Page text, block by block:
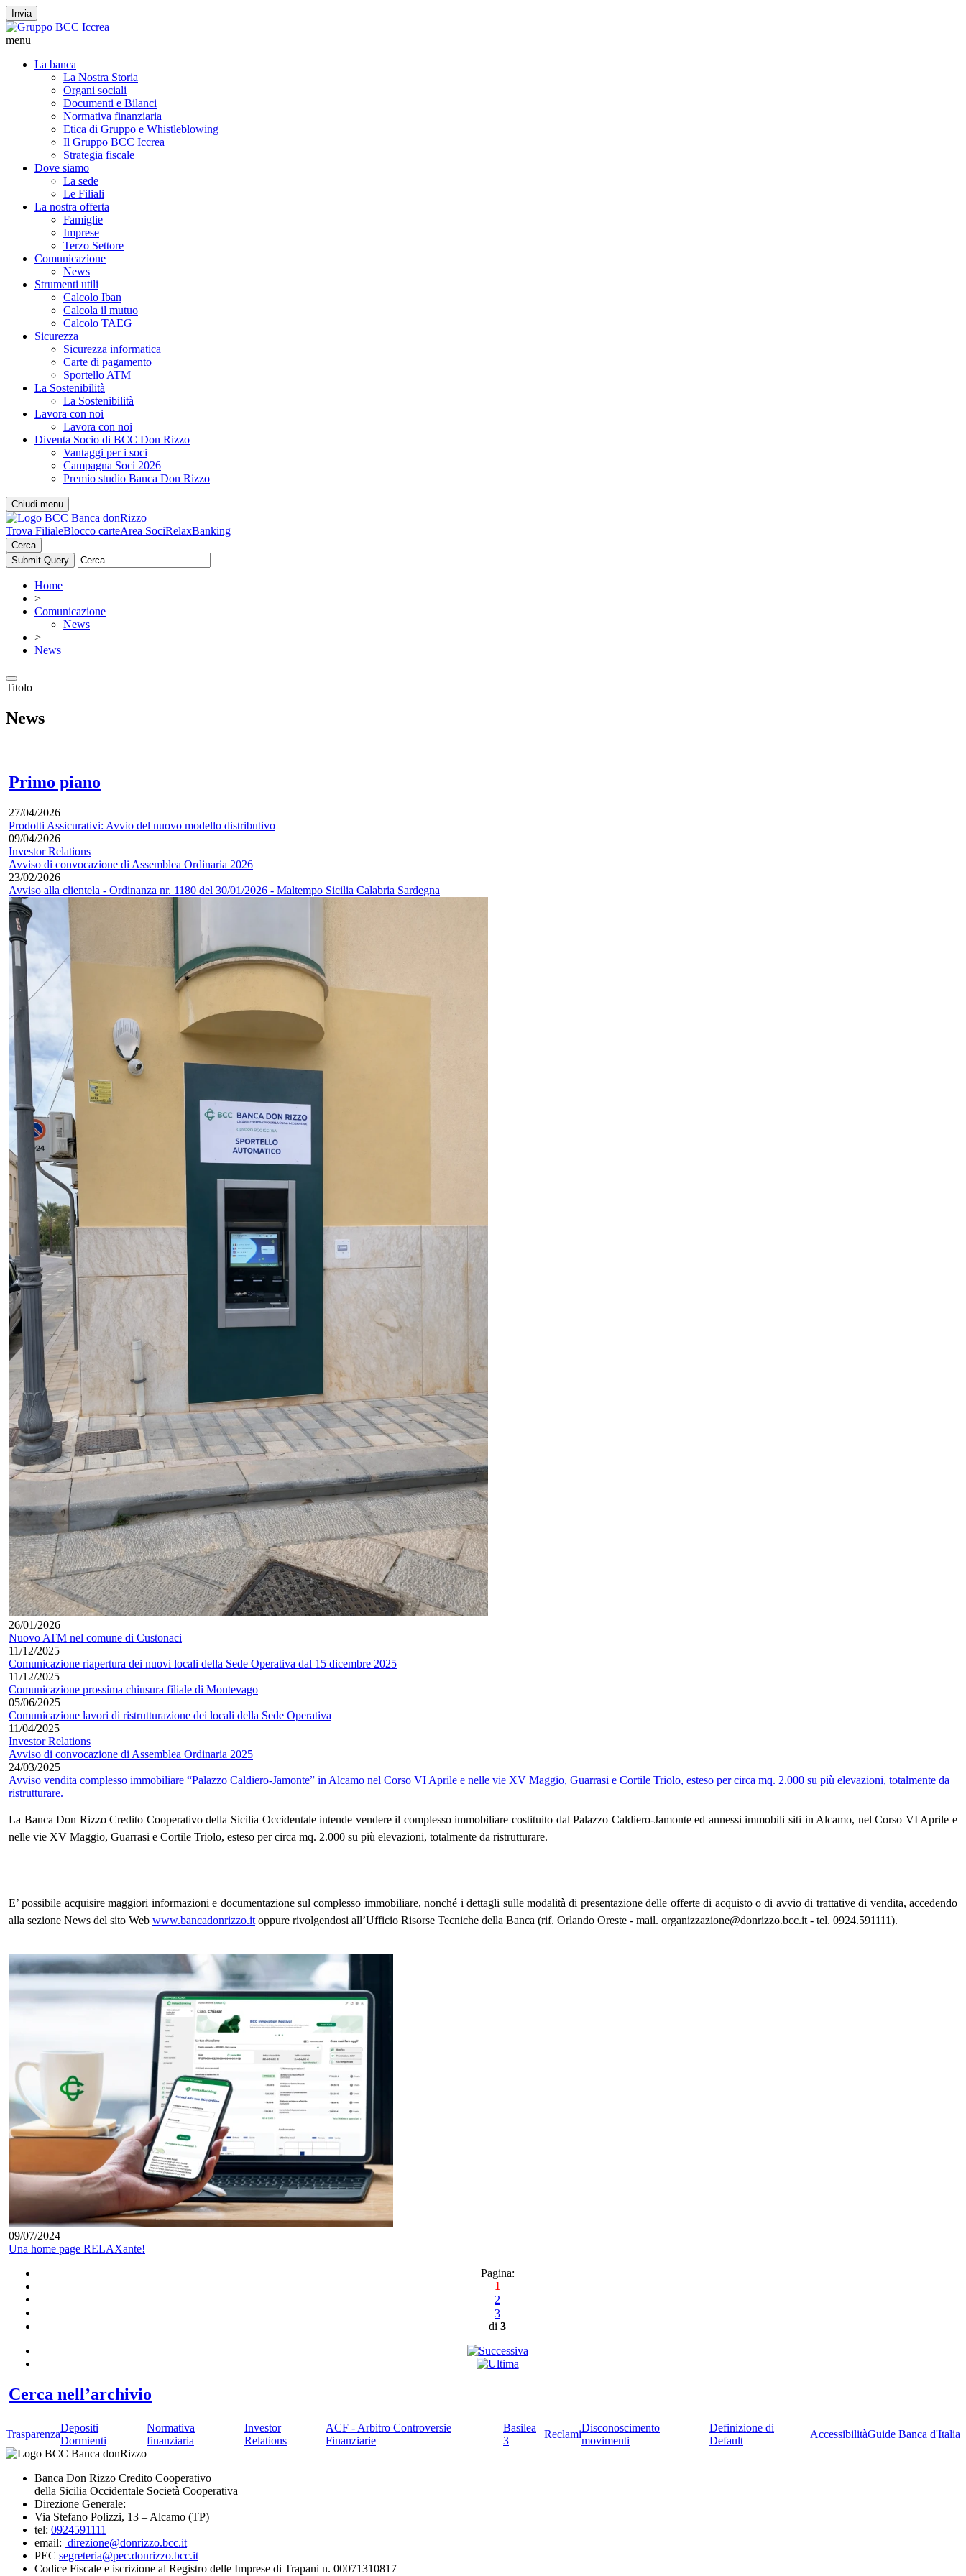
Invia
menu
La banca
La Nostra Storia
Organi sociali
Documenti e Bilanci
Normativa finanziaria
Etica di Gruppo e Whistleblowing
Il Gruppo BCC Iccrea
Strategia fiscale
Dove siamo
La sede
Le Filiali
La nostra offerta
Famiglie
Imprese
Terzo Settore
Comunicazione
News
Strumenti utili
Calcolo Iban
Calcola il mutuo
Calcolo TAEG
Sicurezza
Sicurezza informatica
Carte di pagamento
Sportello ATM
La Sostenibilità
La Sostenibilità
Lavora con noi
Lavora con noi
Diventa Socio di BCC Don Rizzo
Vantaggi per i soci
Campagna Soci 2026
Premio studio Banca Don Rizzo
Chiudi menu
Trova FilialeBlocco carteArea SociRelaxBanking
Cerca
Home
>
Comunicazione
News
>
News
Titolo
News
Primo piano
27/04/2026
Prodotti Assicurativi: Avvio del nuovo modello distributivo
09/04/2026
Investor Relations
Avviso di convocazione di Assemblea Ordinaria 2026
23/02/2026
Avviso alla clientela - Ordinanza nr. 1180 del 30/01/2026 - Maltempo Sicilia Calabria Sardegna
26/01/2026
Nuovo ATM nel comune di Custonaci
11/12/2025
Comunicazione riapertura dei nuovi locali della Sede Operativa dal 15 dicembre 2025
11/12/2025
Comunicazione prossima chiusura filiale di Montevago
05/06/2025
Comunicazione lavori di ristrutturazione dei locali della Sede Operativa
11/04/2025
Investor Relations
Avviso di convocazione di Assemblea Ordinaria 2025
24/03/2025
Avviso vendita complesso immobiliare “Palazzo Caldiero-Jamonte” in Alcamo nel Corso VI Aprile e nelle vie XV Maggio, Guarrasi e Cortile Triolo, esteso per circa mq. 2.000 su più elevazioni, totalmente da
ristrutturare.
La Banca Don Rizzo Credito Cooperativo della Sicilia Occidentale intende vendere il complesso immobiliare costituito dal Palazzo Caldiero-Jamonte ed annessi immobili siti in Alcamo, nel Corso VI Aprile e
nelle vie XV Maggio, Guarrasi e Cortile Triolo, esteso per circa mq. 2.000 su più elevazioni, totalmente da ristrutturare.
E’ possibile acquisire maggiori informazioni e documentazione sul complesso immobiliare, nonché i dettagli sulle modalità di presentazione delle offerte di acquisto o di avvio di trattative di vendita, accedendo
alla sezione News del sito Web www.bancadonrizzo.it oppure rivolgendosi all’Ufficio Risorse Tecniche della Banca (rif. Orlando Oreste - mail. organizzazione@donrizzo.bcc.it - tel. 0924.591111).
09/07/2024
Una home page RELAXante!
Pagina:
1
2
3
di 3
Cerca nell’archivio
Trasparenza
Depositi
Dormienti
Normativa
finanziaria
Investor
Relations
ACF - Arbitro Controversie
Finanziarie
Basilea
3
Reclami
Disconoscimento
movimenti
Definizione di
Default
AccessibilitàGuide Banca d'Italia
Banca Don Rizzo Credito Cooperativo
della Sicilia Occidentale Società Cooperativa
Direzione Generale:
Via Stefano Polizzi, 13 – Alcamo (TP)
tel: 0924591111
email: direzione@donrizzo.bcc.it
PEC segreteria@pec.donrizzo.bcc.it
Codice Fiscale e iscrizione al Registro delle Imprese di Trapani n. 00071310817